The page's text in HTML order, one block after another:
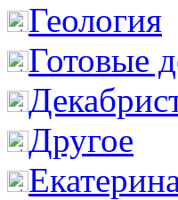
Геология
Готовые
Другое